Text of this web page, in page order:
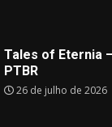
Tales of Eternia
PTBR
26 de julho de 2026